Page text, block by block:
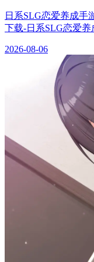
日系SLG恋爱养成手
下载-日系SLG恋爱养
2026-08-06